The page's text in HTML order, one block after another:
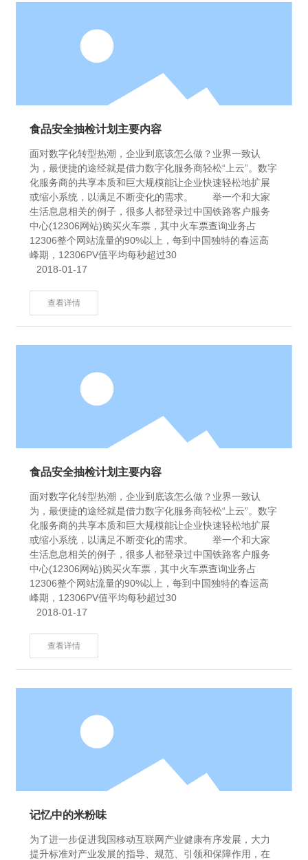
食品安全抽检计划主要内容
面对数字化转型热潮，企业到底该怎么做？业界一致认
为，最便捷的途经就是借力数字化服务商轻松“上云”。数字
化服务商的共享本质和巨大规模能让企业快速轻松地扩展
或缩小系统，以满足不断变化的需求。 举一个和大家
生活息息相关的例子，很多人都登录过中国铁路客户服务
中心(12306网站)购买火车票，其中火车票查询业务占
12306整个网站流量的90%以上，每到中国独特的春运高
峰期，12306PV值平均每秒超过30
2018-01-17
查看详情
食品安全抽检计划主要内容
面对数字化转型热潮，企业到底该怎么做？业界一致认
为，最便捷的途经就是借力数字化服务商轻松“上云”。数字
化服务商的共享本质和巨大规模能让企业快速轻松地扩展
或缩小系统，以满足不断变化的需求。 举一个和大家
生活息息相关的例子，很多人都登录过中国铁路客户服务
中心(12306网站)购买火车票，其中火车票查询业务占
12306整个网站流量的90%以上，每到中国独特的春运高
峰期，12306PV值平均每秒超过30
2018-01-17
查看详情
记忆中的米粉味
为了进一步促进我国移动互联网产业健康有序发展，大力
提升标准对产业发展的指导、规范、引领和保障作用，在